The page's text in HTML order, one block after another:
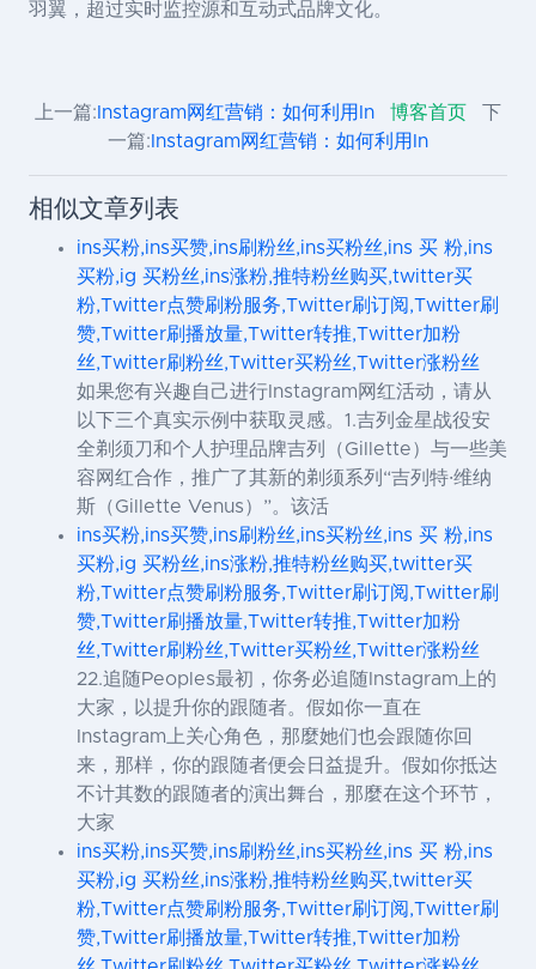
羽翼，超过实时监控源和互动式品牌文化。
上一篇: Instagram网红营销：如何利用In 博客首页
下
一篇: Instagram网红营销：如何利用In
相似文章列表
ins买粉,ins买赞,ins刷粉丝,ins买粉丝,ins 买 粉,ins
买粉,ig 买粉丝,ins涨粉,推特粉丝购买,twitter买
粉,Twitter点赞刷粉服务,Twitter刷订阅,Twitter刷
赞,Twitter刷播放量,Twitter转推,Twitter加粉
丝,Twitter刷粉丝,Twitter买粉丝,Twitter涨粉丝
如果您有兴趣自己进行Instagram网红活动，请从
以下三个真实示例中获取灵感。1.吉列金星战役安
全剃须刀和个人护理品牌吉列（Gillette）与一些美
容网红合作，推广了其新的剃须系列“吉列特·维纳
斯（Gillette Venus）”。该活
ins买粉,ins买赞,ins刷粉丝,ins买粉丝,ins 买 粉,ins
买粉,ig 买粉丝,ins涨粉,推特粉丝购买,twitter买
粉,Twitter点赞刷粉服务,Twitter刷订阅,Twitter刷
赞,Twitter刷播放量,Twitter转推,Twitter加粉
丝,Twitter刷粉丝,Twitter买粉丝,Twitter涨粉丝
22.追随Peoples最初，你务必追随Instagram上的
大家，以提升你的跟随者。假如你一直在
Instagram上关心角色，那麼她们也会跟随你回
来，那样，你的跟随者便会日益提升。假如你抵达
不计其数的跟随者的演出舞台，那麼在这个环节，
大家
ins买粉,ins买赞,ins刷粉丝,ins买粉丝,ins 买 粉,ins
买粉,ig 买粉丝,ins涨粉,推特粉丝购买,twitter买
粉,Twitter点赞刷粉服务,Twitter刷订阅,Twitter刷
赞,Twitter刷播放量,Twitter转推,Twitter加粉